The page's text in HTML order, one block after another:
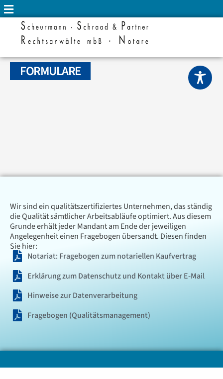
FORMULARE
Wir sind ein qualitätszertifiziertes Unternehmen, das ständig
die Qualität sämtlicher Arbeitsabläufe optimiert. Aus diesem
Grunde erhält jeder Mandant am Ende der jeweiligen
Angelegenheit einen Fragebogen übersandt. Diesen finden
Sie hier:
Notariat: Fragebogen zum notariellen Kaufvertrag
Erklärung zum Datenschutz und Kontakt über E-Mail
Hinweise zur Datenverarbeitung
Fragebogen (Qualitätsmanagement)